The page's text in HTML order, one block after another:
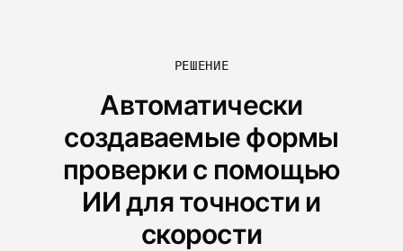
РЕШЕНИЕ
Автоматически
создаваемые формы
проверки с помощью
ИИ для точности и
скорости